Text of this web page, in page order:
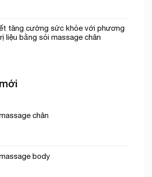
tăng cường sức khỏe với phương
liệu bằng sỏi massage chân
chân
body